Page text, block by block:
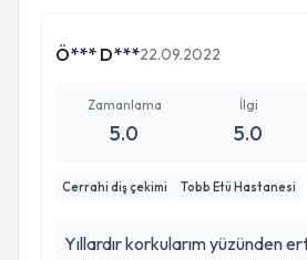
Ö*** D***22.09.2022
Zamanlama
5.0
İlgi
5.0
Cerrahi diş çekimi Tobb Etü Hastanesi
Yıllardır korkularım yüzünden